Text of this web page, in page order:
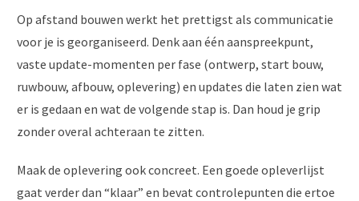
Op afstand bouwen werkt het prettigst als communicatie
voor je is georganiseerd. Denk aan één aanspreekpunt,
vaste update-momenten per fase (ontwerp, start bouw,
ruwbouw, afbouw, oplevering) en updates die laten zien wat
er is gedaan en wat de volgende stap is. Dan houd je grip
zonder overal achteraan te zitten.
Maak de oplevering ook concreet. Een goede opleverlijst
gaat verder dan “klaar” en bevat controlepunten die ertoe